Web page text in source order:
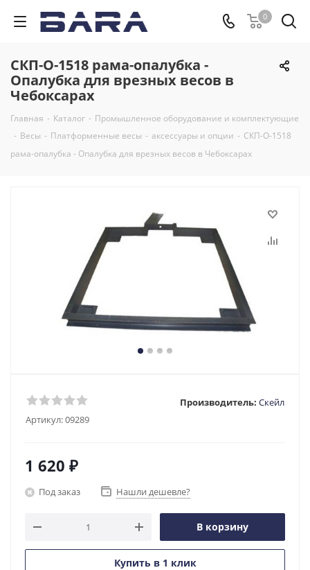
0
СКП-О-1518 рама-опалубка -
Опалубка для врезных весов в
Чебоксарах
Главная - Каталог - Промышленное оборудование и комплектующие
- Весы - Платформенные весы - аксессуары и опции - СКП-О-1518
рама-опалубка - Опалубка для врезных весов в Чебоксарах
Артикул:09289
Производитель: Скейл
1 620 ₽
Под заказ Нашли дешевле?
В корзину
Купить в 1 клик